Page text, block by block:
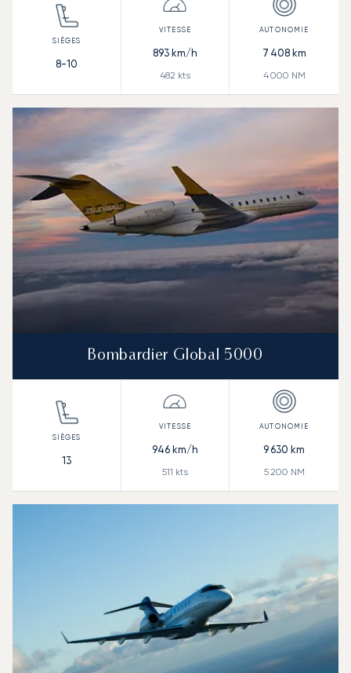
8-10
893km/h
482 kts
7 408km
4 000 NM
Bombardier Global 5000
13
946km/h
511 kts
9 630 km
5 200 NM